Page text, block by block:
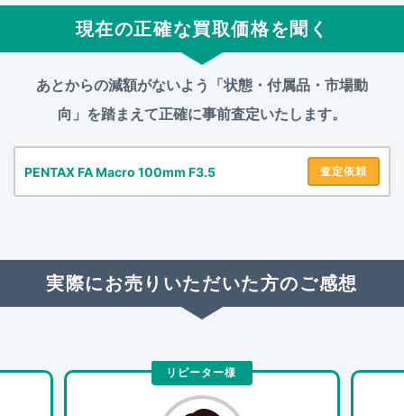
現在の正確な買取価格を聞く
あとからの減額がないよう「状態・付属品・市場動
向」を踏まえて正確に事前査定いたします。
PENTAX FA Macro 100mm F3.5 査定依頼
実際にお売りいただいた方のご感想
リピーター様